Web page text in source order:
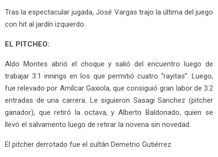
Tras la espectacular jugada, José Vargas trajo la última del juego
con hit al jardín izquierdo.
EL PITCHEO:
Aldo Montes abrió el choque y salió del encuentro luego de
trabajar 3.1 innings en los que permitió cuatro “rayitas”. Luego,
fue relevado por Amílcar Gaxiola, que consiguió gran labor de 3.2
entradas de una carrera. Le siguieron Sasagi Sanchez (pitcher
ganador), que retiró la octava, y Alberto Baldonado, quien se
llevó el salvamento luego de retirar la novena sin novedad.
El pitcher derrotado fue el sultán Demetrio Gutiérrez.